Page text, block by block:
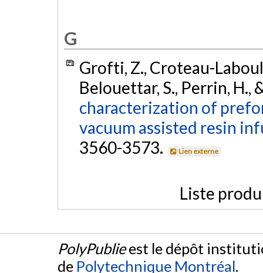
G
Grofti, Z., Croteau-
Belouettar, S., Perrin, H.,
characterization of
vacuum assisted resin
3560-3573.
Lien externe
Liste
PolyPublieest le dépôt
de Polytechnique Montréal.